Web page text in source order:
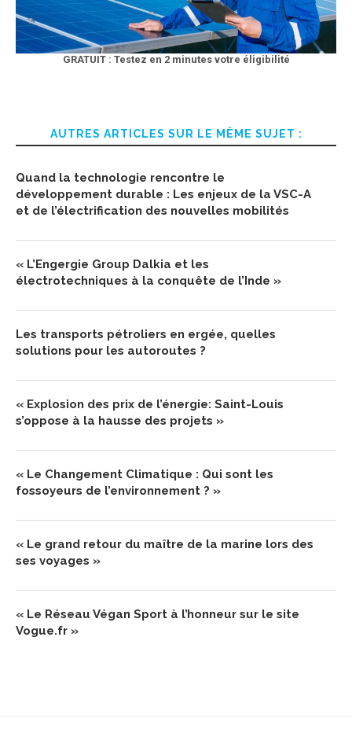
GRATUIT : Testez en 2 minutes votre éligibilité
AUTRES ARTICLES SUR LE MÊME SUJET :
Quand la technologie rencontre le
développement durable : Les enjeux de la VSC-A
et de l’électrification des nouvelles mobilités
« L’Engergie Group Dalkia et les
électrotechniques à la conquête de l’Inde »
Les transports pétroliers en ergée, quelles
solutions pour les autoroutes ?
« Explosion des prix de l’énergie: Saint-Louis
s’oppose à la hausse des projets »
« Le Changement Climatique : Qui sont les
fossoyeurs de l’environnement ? »
« Le grand retour du maître de la marine lors des
ses voyages »
« Le Réseau Végan Sport à l’honneur sur le site
Vogue.fr »